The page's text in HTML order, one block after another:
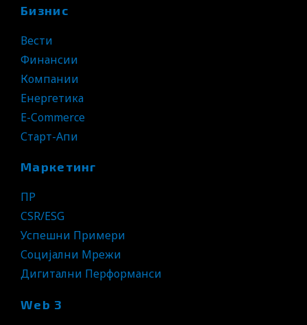
Бизнис
Вести
Финансии
Компании
Енергетика
E-Commerce
Старт-Апи
Маркетинг
ПР
CSR/ESG
Успешни Примери
Социјални Мрежи
Дигитални Перформанси
Web 3